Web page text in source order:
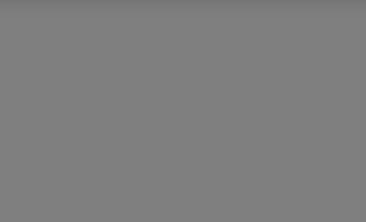
och driva företag
lokaler
regler och tillsyn
och inköp